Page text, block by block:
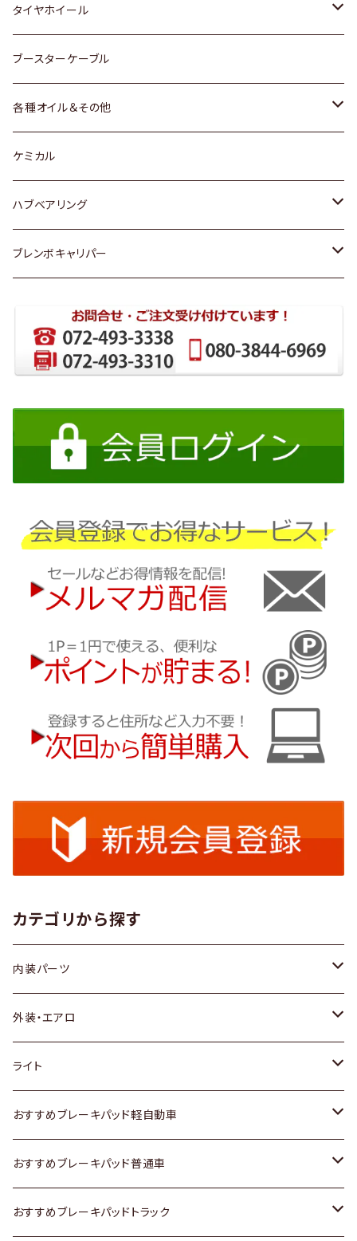
スバル
レクサス
三菱
スバル
ダイハツ
マツダ
三菱
スバル
ダイハツ
スバル
日産
ダイハツ
マツダ
日産
ダイハツ
マツダ
スバル
マツダ
タイヤホイール
トヨタ
ホンダ
スズキ
日産
ダイハツ
ブースターケーブル
各種オイル＆その他
ディーデル洗浄添加剤
ケミカル
ハブベアリング
トヨタ
スズキ
ダイハツ
三菱
ブレンボキャリパー
日産
スバル
カテゴリから探す
内装パーツ
トヨタ
ホンダ
スズキ
日産
いすゞ
外装・エアロ
トヨタ
ホンダ
スズキ
日産
ライト
トヨタ
スズキ
日産
おすすめブレーキパッド軽自動車
トヨタ
ホンダ
おすすめブレーキパッド普通車
トヨタ
おすすめブレーキパッドトラック